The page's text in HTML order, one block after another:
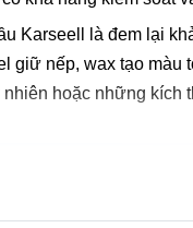
Karseell là đem lại
giữ nếp, wax tạo
hoặc những kích